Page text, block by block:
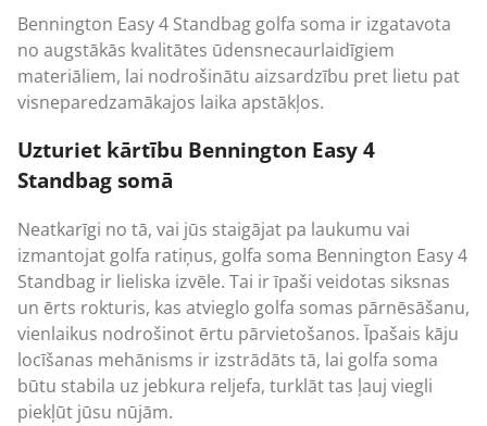
Bennington Easy 4 Standbag golfa soma ir izgatavota
no augstākās kvalitātes ūdensnecaurlaidīgiem
materiāliem, lai nodrošinātu aizsardzību pret lietu pat
visneparedzamākajos laika apstākļos.
Uzturiet kārtību Bennington Easy 4
Standbag somā
Neatkarīgi no tā, vai jūs staigājat pa laukumu vai
izmantojat golfa ratiņus, golfa soma Bennington Easy 4
Standbag ir lieliska izvēle. Tai ir īpaši veidotas siksnas
un ērts rokturis, kas atvieglo golfa somas pārnēsāšanu,
vienlaikus nodrošinot ērtu pārvietošanos. Īpašais kāju
locīšanas mehānisms ir izstrādāts tā, lai golfa soma
būtu stabila uz jebkura reljefa, turklāt tas ļauj viegli
piekļūt jūsu nūjām.